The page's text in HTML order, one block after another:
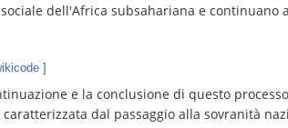
dell'Africa subsahariana e continuano
]
e la conclusione di questo
dal passaggio alla sovranità